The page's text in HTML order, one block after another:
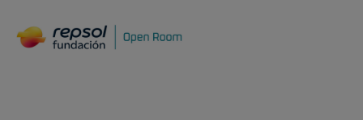
Hidrógeno